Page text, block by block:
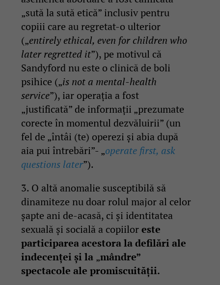
„sută la sută etică” inclusiv pentru
copiii care au regretat-o ulterior
(„entirely ethical, even for children who
later regretted it”), pe motivul că
Sandyford nu este o clinică de boli
psihice („is not a mental-health
service”), iar operația a fost
„justificată” de informații „prezumate
corecte în momentul dezvăluirii” (un
fel de „întâi (te) operezi și abia după
aia pui întrebări”- „operate first, ask
questions later”).
3. O altă anomalie susceptibilă să
dinamiteze nu doar rolul major al celor
șapte ani de-acasă, ci și identitatea
sexuală și socială a copiiloreste
participarea acestora la defilări ale
indecenței și la „mândre”
spectacole ale promiscuității.